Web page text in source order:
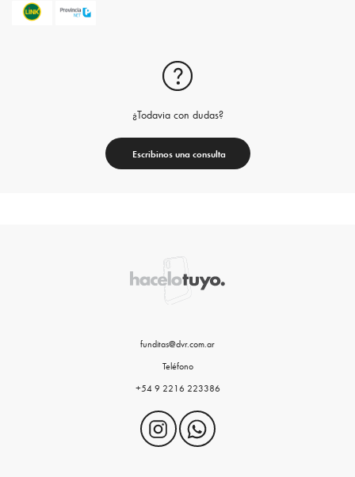
¿Todavia con dudas?
Escribinos una consulta
funditas@dvr.com.ar
Teléfono
+54 9 2216 223386